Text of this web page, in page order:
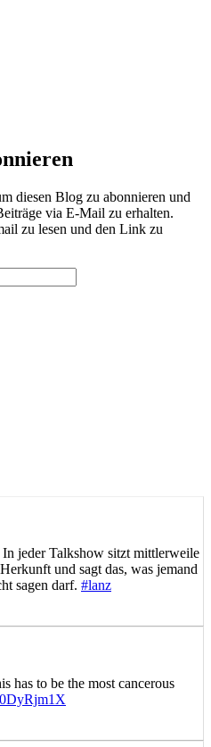
diesen Blog zu abonnieren und
via E-Mail zu erhalten.
zu lesen und den Link zu
In jeder Talkshow sitzt mittlerweile
und sagt das, was jemand
sagen darf. #lanz
has to be the most cancerous